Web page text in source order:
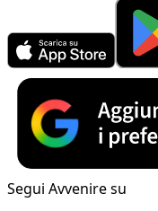
Segui Avvenire su